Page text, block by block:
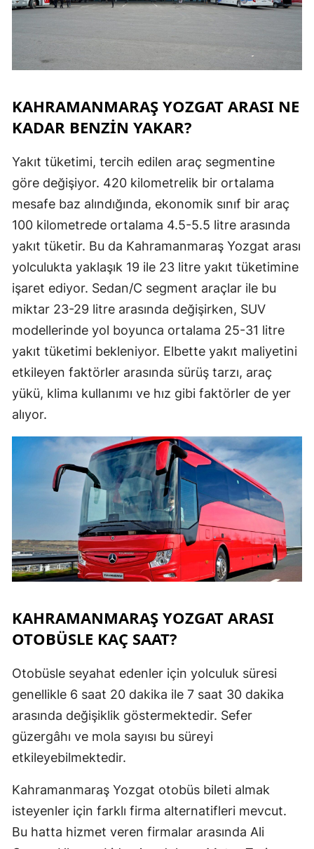
KAHRAMANMARAŞ YOZGAT ARASI NE
KADAR BENZİN YAKAR?
Yakıt tüketimi, tercih edilen araç segmentine
göre değişiyor. 420 kilometrelik bir ortalama
mesafe baz alındığında, ekonomik sınıf bir araç
100 kilometrede ortalama 4.5-5.5 litre arasında
yakıt tüketir. Bu da Kahramanmaraş Yozgat arası
yolculukta yaklaşık 19 ile 23 litre yakıt tüketimine
işaret ediyor. Sedan/C segment araçlar ile bu
miktar 23-29 litre arasında değişirken, SUV
modellerinde yol boyunca ortalama 25-31 litre
yakıt tüketimi bekleniyor. Elbette yakıt maliyetini
etkileyen faktörler arasında sürüş tarzı, araç
yükü, klima kullanımı ve hız gibi faktörler de yer
alıyor.
KAHRAMANMARAŞ YOZGAT ARASI
OTOBÜSLE KAÇ SAAT?
Otobüsle seyahat edenler için yolculuk süresi
genellikle 6 saat 20 dakika ile 7 saat 30 dakika
arasında değişiklik göstermektedir. Sefer
güzergâhı ve mola sayısı bu süreyi
etkileyebilmektedir.
Kahramanmaraş Yozgat otobüs bileti almak
isteyenler için farklı firma alternatifleri mevcut.
Bu hatta hizmet veren firmalar arasında Ali